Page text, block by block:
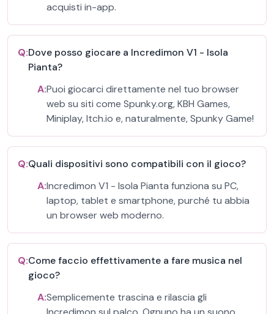
acquisti in-app.
Q:Dove posso giocare a Incredimon V1 - Isola
Pianta?
A:Puoi giocarci direttamente nel tuo browser
web su siti come Spunky.org, KBH Games,
Miniplay, Itch.io e, naturalmente, Spunky Game!
Q:Quali dispositivi sono compatibili con il gioco?
A:Incredimon V1 - Isola Pianta funziona su PC,
laptop, tablet e smartphone, purché tu abbia
un browser web moderno.
Q:Come faccio effettivamente a fare musica nel
gioco?
A:Semplicemente trascina e rilascia gli